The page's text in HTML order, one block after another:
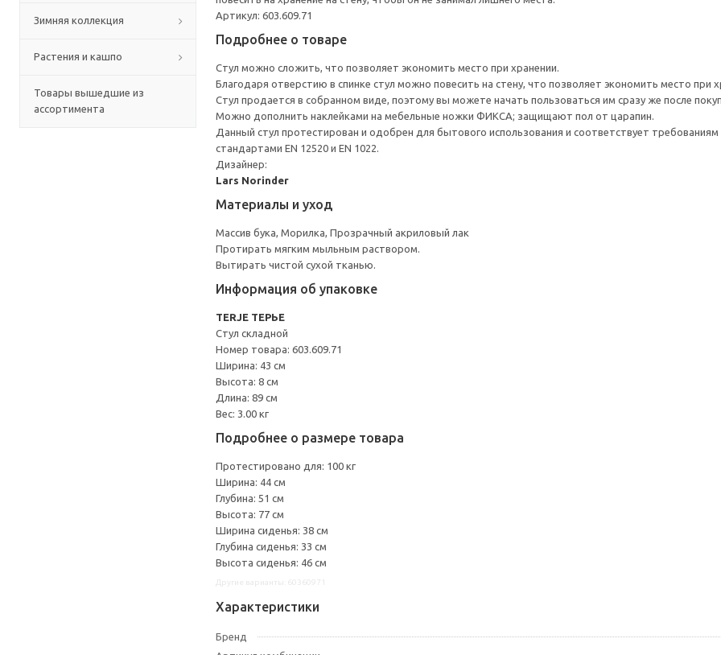
Зимняя коллекция
Растения и кашпо
Товары вышедшие из
ассортимента
Артикул: 603.609.71
Подробнее о товаре
Стул можно сложить, что позволяет экономить место при хранении.
Благодаря отверстию в спинке стул можно повесить на стену, что позволяет экономить место при
Стул продается в собранном виде, поэтому вы можете начать пользоваться им сразу же после
Можно дополнить наклейками на мебельные ножки ФИКСА; защищают пол от царапин.
Данный стул протестирован и одобрен для бытового использования и соответствует
стандартами EN 12520 и EN 1022.
Дизайнер:
Lars Norinder
Материалы и уход
Массив бука, Морилка, Прозрачный акриловый лак
Протирать мягким мыльным раствором.
Вытирать чистой сухой тканью.
Информация об упаковке
TERJE ТЕРЬЕ
Стул складной
Номер товара: 603.609.71
Ширина: 43 см
Высота: 8 см
Длина: 89 см
Вес: 3.00 кг
Подробнее о размере товара
Протестировано для: 100 кг
Ширина: 44 см
Глубина: 51 см
Высота: 77 см
Ширина сиденья: 38 см
Глубина сиденья: 33 см
Высота сиденья: 46 см
Характеристики
Бренд